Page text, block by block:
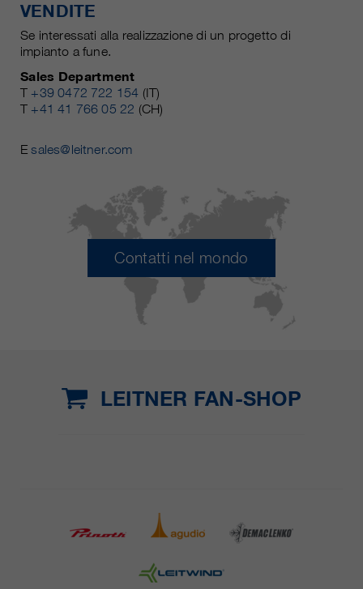
VENDITE
Se interessati alla realizzazione di un progetto di
impianto a fune.
Sales Department
T +39 0472 722 154 (IT)
T +41 41 766 05 22 (CH)
Esales@leitner.com
Contatti nel mondo
LEITNER FAN-SHOP